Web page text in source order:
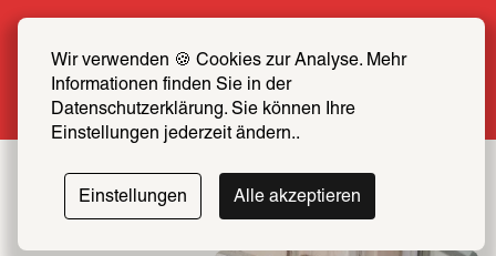
Wir verwenden 🍪 Cookies zur Analyse. Mehr
Informationen finden Sie in der
Datenschutzerklärung. Sie können Ihre
Einstellungen jederzeit ändern..
Einstellungen Alle akzeptieren
SCHIRN FREUND*IN werden
Mehr erfahren